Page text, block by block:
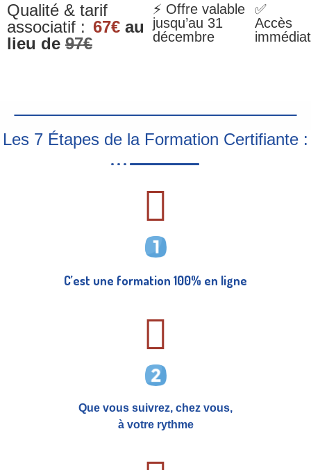
Qualité & tarif
associatif : 67€ au
lieu de 97€
⚡ Offre valable
jusqu’au 31
décembre
✅
Accès
immédiat
Les 7 Étapes de la Formation Certifiante :
C’est une formation 100% en ligne
Que vous suivrez, chez vous,
à votre rythme